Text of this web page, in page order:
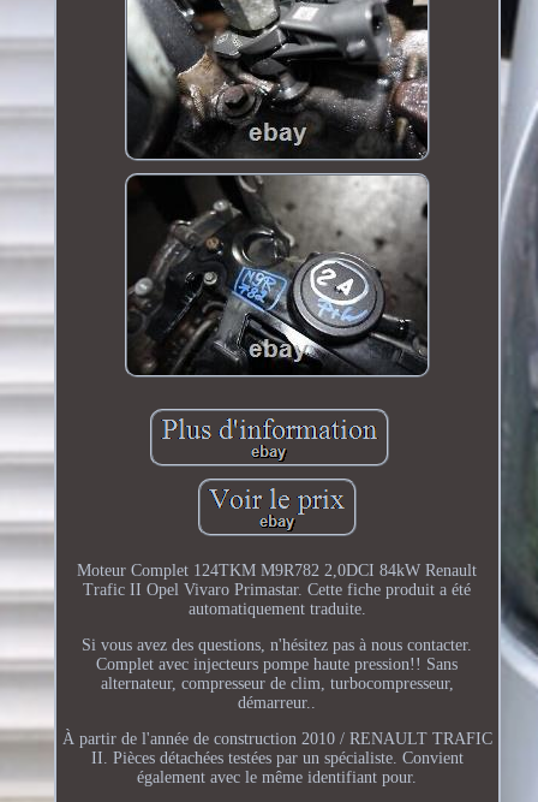
Moteur Complet 124TKM M9R782 2,0DCI 84kW Renault
Trafic II Opel Vivaro Primastar. Cette fiche produit a été
automatiquement traduite.
Si vous avez des questions, n'hésitez pas à nous contacter.
Complet avec injecteurs pompe haute pression!! Sans
alternateur, compresseur de clim, turbocompresseur,
démarreur..
À partir de l'année de construction 2010 / RENAULT TRAFIC
II. Pièces détachées testées par un spécialiste. Convient
également avec le même identifiant pour.